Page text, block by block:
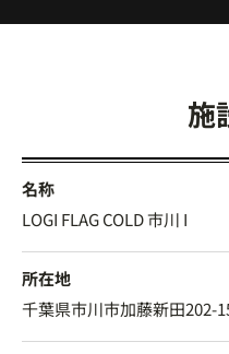
施
名称
LOGI FLAG COLD 市川 I
所在地
千葉県市川市加藤新田202-